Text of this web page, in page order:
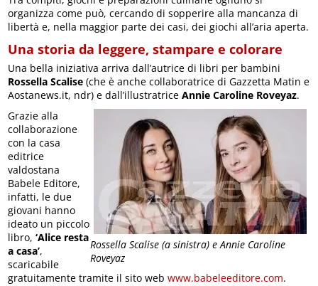
organizza come può, cercando di sopperire alla mancanza di
libertà e, nella maggior parte dei casi, dei giochi all’aria aperta.
Una storia da leggere, stampare e colorare
Una bella iniziativa arriva dall’autrice di libri per bambini
Rossella Scalise (che è anche collaboratrice di Gazzetta Matin e
Aostanews.it, ndr) e dall’illustratrice Annie Caroline Roveyaz.
Rossella Scalise (a sinistra) e Annie Caroline
Roveyaz
Grazie alla
collaborazione
con la casa
editrice
valdostana
Babele Editore,
infatti, le due
giovani hanno
ideato un piccolo
libro,‘Alice resta
a casa’,
scaricabile
gratuitamente tramite il sito webwww.babeleeditore.com.